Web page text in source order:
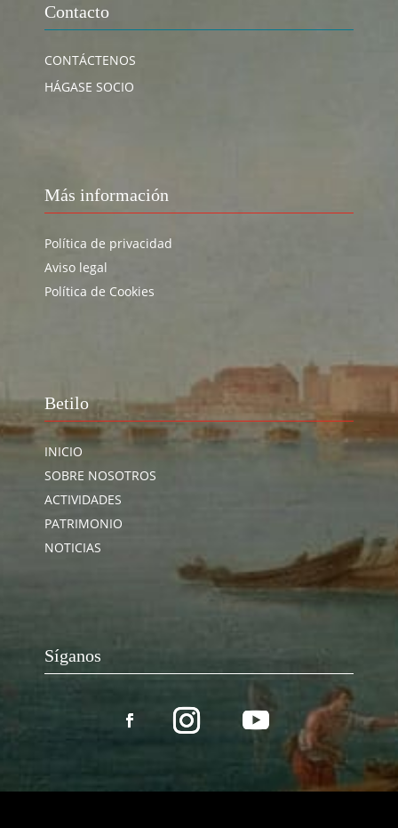
Contacto
CONTÁCTENOS
HÁGASE SOCIO
Más información
Política de privacidad
Aviso legal
Política de Cookies
Betilo
INICIO
SOBRE NOSOTROS
ACTIVIDADES
PATRIMONIO
NOTICIAS
Síganos